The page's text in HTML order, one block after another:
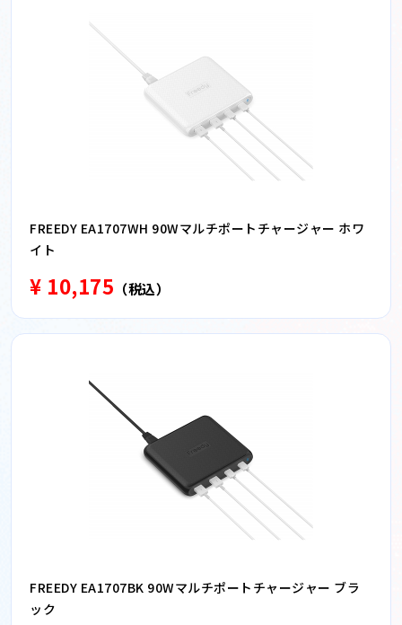
FREEDY EA1707WH 90Wマルチポートチャージャー ホワ
イト
¥ 10,175 （税込）
FREEDY EA1707BK 90Wマルチポートチャージャー ブラ
ック